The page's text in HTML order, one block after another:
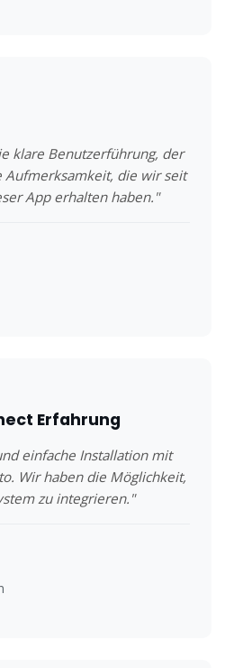
klare Benutzerführung, der
Aufmerksamkeit, die wir seit
App erhalten haben."
Erfahrung
einfache Installation mit
Wir haben die Möglichkeit,
zu integrieren."